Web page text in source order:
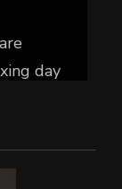
day